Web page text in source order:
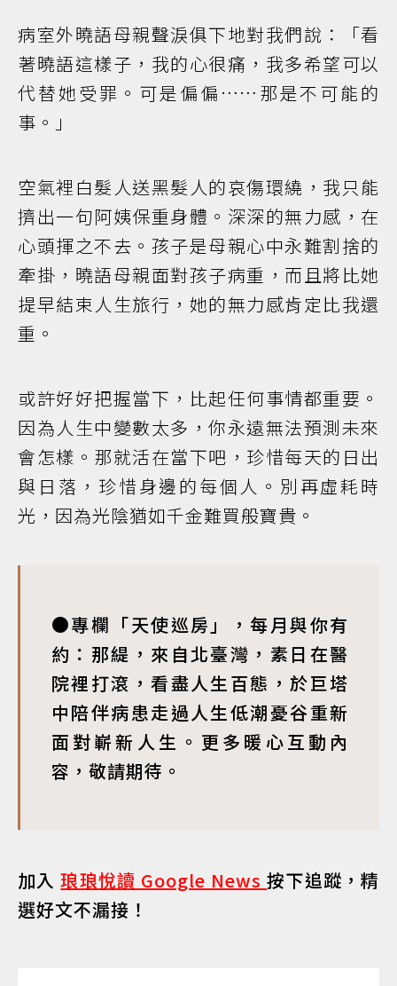
病室外曉語母親聲淚俱下地對我們說：「看
著曉語這樣子，我的心很痛，我多希望可以
代替她受罪。可是偏偏……那是不可能的
事。」
空氣裡白髮人送黑髮人的哀傷環繞，我只能
擠出一句阿姨保重身體。深深的無力感，在
心頭揮之不去。孩子是母親心中永難割捨的
牽掛，曉語母親面對孩子病重，而且將比她
提早結束人生旅行，她的無力感肯定比我還
重。
或許好好把握當下，比起任何事情都重要。
因為人生中變數太多，你永遠無法預測未來
會怎樣。那就活在當下吧，珍惜每天的日出
與日落，珍惜身邊的每個人。別再虛耗時
光，因為光陰猶如千金難買般寶貴。
●專欄「天使巡房」，每月與你有
約：那緹，來自北臺灣，素日在醫
院裡打滾，看盡人生百態，於巨塔
中陪伴病患走過人生低潮憂谷重新
面對嶄新人生。更多暖心互動內
容，敬請期待。
加入琅琅悅讀 Google News按下追蹤，精
選好文不漏接！